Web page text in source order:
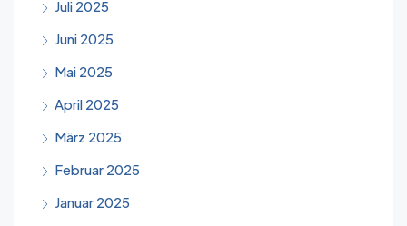
Juli 2025
Juni 2025
Mai 2025
April 2025
März 2025
Februar 2025
Januar 2025